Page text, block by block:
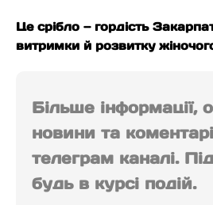
Це срібло — гордість
витримки й розвитку
Більше інформації,
новини та
телеграм каналі.
будь в курсі подій.